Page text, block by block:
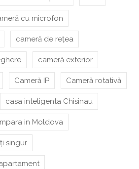
cu microfon
cameră de rețea
cameră exterior
Cameră IP Cameră rotativă
casa inteligenta Chisinau
in Moldova
singur